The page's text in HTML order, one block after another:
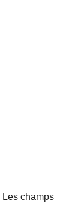
Les champs